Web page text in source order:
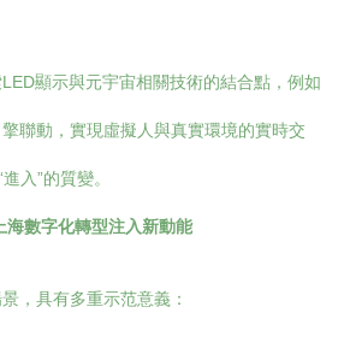
LED顯示與元宇宙相關技術的結合點，例如
聯動，實現虛擬人與真實環境的實時交
入”的質變。
海數字化轉型注入新動能
，具有多重示范意義：